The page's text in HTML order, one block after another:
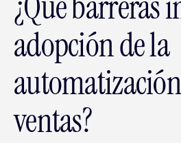
adopción de la
ventas?